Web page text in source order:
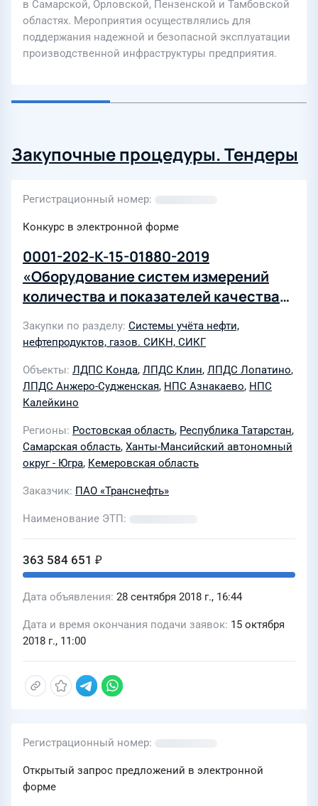
в Самарской, Орловской, Пензенской и Тамбовской
областях. Мероприятия осуществлялись для
поддержания надежной и безопасной эксплуатации
производственной инфраструктуры предприятия.
Закупочные процедуры. Тендеры
Регистрационный номер
Конкурс в электронной форме
0001-202-К-15-01880-2019
«Оборудование систем измерений
количества и показателей качества
Закупки по разделу Системы учёта нефти,
нефтепродуктов, газов. СИКН, СИКГ
Объекты ЛДПС Конда, ЛПДС Клин, ЛПДС Лопатино,
ЛПДС Анжеро-Судженская, НПС Азнакаево, НПС
Калейкино
Регионы Ростовская область, Республика Татарстан,
Самарская область, Ханты-Мансийский автономный
округ - Югра, Кемеровская область
Заказчик ПАО «Транснефть»
Наименование ЭТП
363 584 651 ₽
Дата объявления 28 сентября 2018 г., 16:44
Дата и время окончания подачи заявок 15 октября
2018 г., 11:00
Регистрационный номер
Открытый запрос предложений в электронной
форме